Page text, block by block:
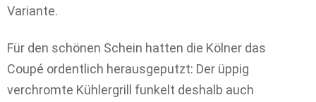
Variante.
Für den schönen Schein hatten die Kölner das
Coupé ordentlich herausgeputzt: Der üppig
verchromte Kühlergrill funkelt deshalb auch